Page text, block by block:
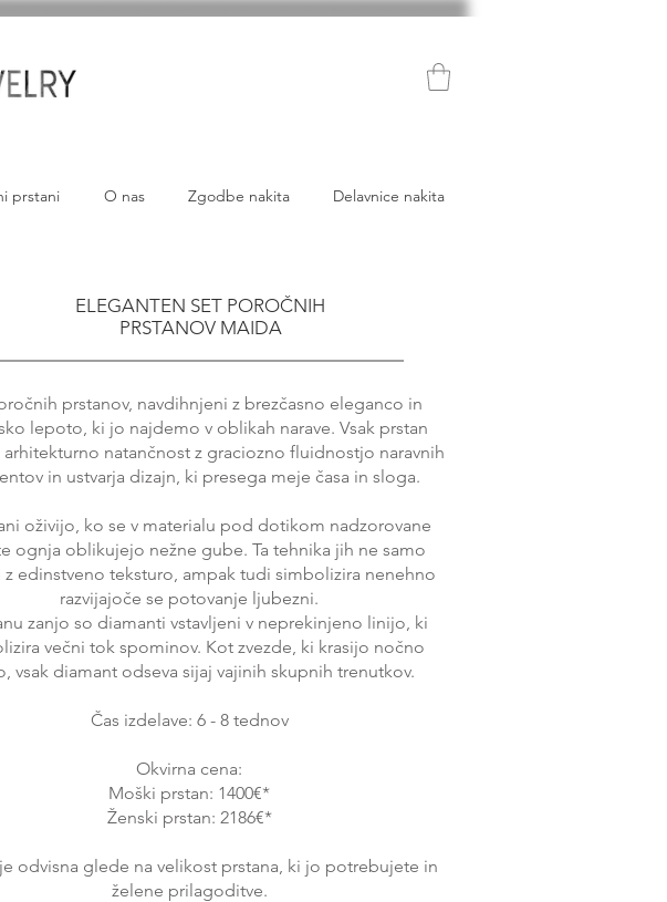
prstani O nas Zgodbe nakita Delavnice nakita
ELEGANTEN SET POROČNIH
PRSTANOV MAIDA
prstanov, navdihnjeni z brezčasno eleganco in
lepoto, ki jo najdemo v oblikah narave. Vsak prstan
arhitekturno natančnost z graciozno fluidnostjo naravnih
in ustvarja dizajn, ki presega meje časa in sloga.
oživijo, ko se v materialu pod dotikom nadzorovane
ognja oblikujejo nežne gube. Ta tehnika jih ne samo
edinstveno teksturo, ampak tudi simbolizira nenehno
razvijajoče se potovanje ljubezni.
zanjo so diamanti vstavljeni v neprekinjeno linijo, ki
večni tok spominov. Kot zvezde, ki krasijo nočno
vsak diamant odseva sijaj vajinih skupnih trenutkov.
Čas izdelave: 6 - 8 tednov
Okvirna cena:
Moški prstan: 1400€*
Ženski prstan: 2186€*
odvisna glede na velikost prstana, ki jo potrebujete in
želene prilagoditve.